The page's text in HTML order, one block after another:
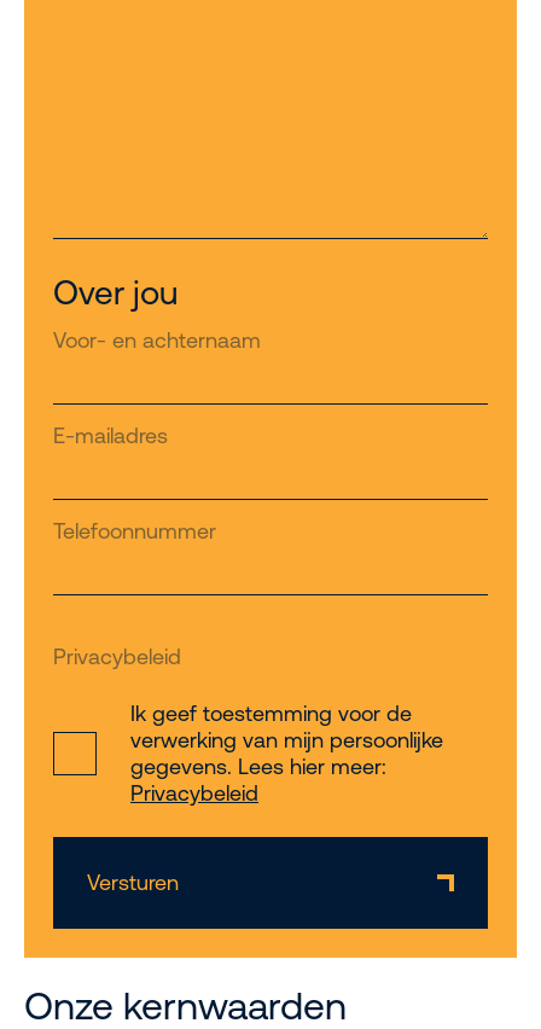
Over jou
Voor- en achternaam
E-mailadres
Telefoonnummer
Privacybeleid
Ik geef toestemming voor de
verwerking van mijn persoonlijke
gegevens. Lees hier meer:
Privacybeleid
Versturen
Onze kernwaarden